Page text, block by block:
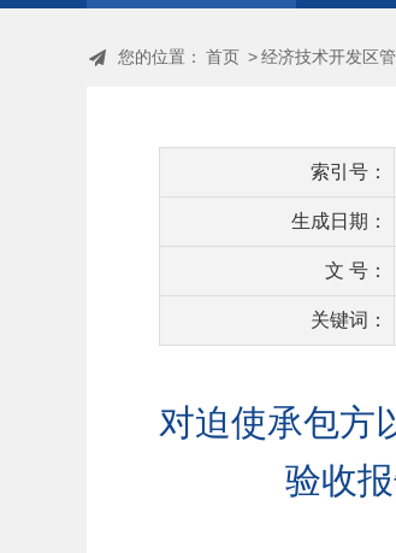
您的位置： 首页 >经济技术开发区
索引号：
生成日期：
文 号：
关键词：
对迫使承包方
验收